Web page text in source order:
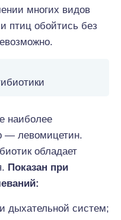
многих видов
птиц обойтись без
наиболее
— левомицетин.
обладает
Показан при
дыхательной систем;